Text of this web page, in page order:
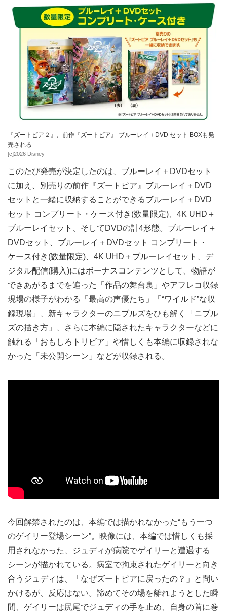
『ズートピア２』、前作『ズートピア』 ブルーレイ＋DVD セット BOXも発
売される
[c]2026 Disney
このたび発売が決定したのは、ブルーレイ＋DVDセット
に加え、別売りの前作『ズートピア』ブルーレイ＋DVD
セットと一緒に収納することができるブルーレイ＋DVD
セット コンプリート・ケース付き(数量限定)、4K UHD＋
ブルーレイセット、そしてDVDの計4形態。ブルーレイ＋
DVDセット、ブルーレイ＋DVDセット コンプリート・
ケース付き(数量限定)、4K UHD＋ブルーレイセット、デ
ジタル配信(購入)にはボーナスコンテンツとして、物語が
できあがるまでを追った「作品の舞台裏」やアフレコ収録
現場の様子がわかる「最高の声優たち」「“ワイルド”な収
録現場」、新キャラクターのニブルズをひも解く「ニブル
ズの描き方」、さらに本編に隠されたキャラクターなどに
触れる「おもしろトリビア」や惜しくも本編に収録されな
かった「未公開シーン」などが収録される。
今回解禁されたのは、本編では描かれなかった“もう一つ
のゲイリー登場シーン”。映像には、本編では惜しくも採
用されなかった、ジュディが病院でゲイリーと遭遇する
シーンが描かれている。病室で拘束されたゲイリーと向き
合うジュディは、「なぜズートピアに戻ったの？」と問い
かけるが、反応はない。諦めてその場を離れようとした瞬
間、ゲイリーは尻尾でジュディの手を止め、自身の首に巻